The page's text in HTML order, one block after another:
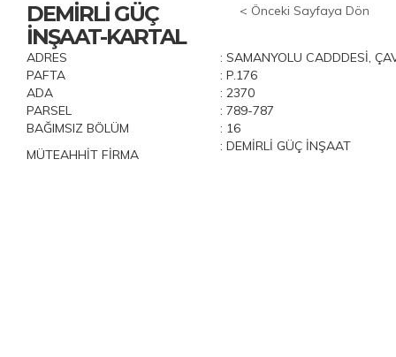
< Önceki Sayfaya Dön
DEMİRLİ GÜÇ
İNŞAAT-KARTAL
ADRES
: SAMANYOLU CADDDESİ,
PAFTA
: P.176
ADA
: 2370
PARSEL
: 789-787
BAĞIMSIZ BÖLÜM
: 16
MÜTEAHHİT FİRMA
: DEMİRLİ GÜÇ İNŞAAT